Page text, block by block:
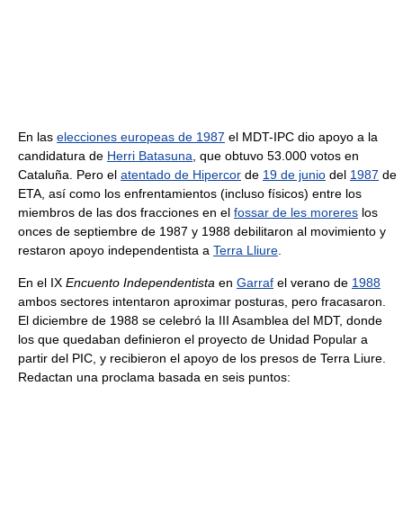
En las elecciones europeas de 1987 el MDT-IPC dio apoyo a la
candidatura de Herri Batasuna , que obtuvo 53.000 votos en
Cataluña. Pero el atentado de Hipercor de 19 de junio del 1987 de
ETA, así como los enfrentamientos (incluso físicos) entre los
miembros de las dos fracciones en el fossar de les moreres los
onces de septiembre de 1987 y 1988 debilitaron al movimiento y
restaron apoyo independentista a Terra Lliure
En el IX Encuento Independentista en Garraf el verano de 1988
ambos sectores intentaron aproximar posturas, pero fracasaron.
El diciembre de 1988 se celebró la III Asamblea del MDT, donde
los que quedaban definieron el proyecto de Unidad Popular a
partir del PIC, y recibieron el apoyo de los presos de Terra Liure.
Redactan una proclama basada en seis puntos: